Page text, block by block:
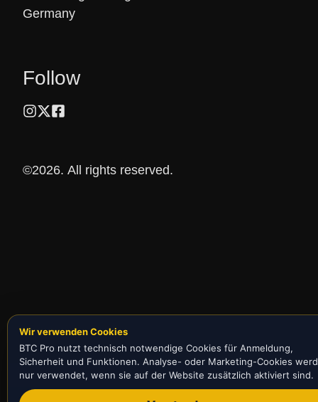
Germany
Follow
©2026. All rights reserved.
Wir verwenden Cookies
BTC Pro nutzt technisch notwendige Cookies für Anmeldung,
Sicherheit und Funktionen. Analyse- oder Marketing-Cookies
nur verwendet, wenn sie auf der Website zusätzlich aktiviert sind.